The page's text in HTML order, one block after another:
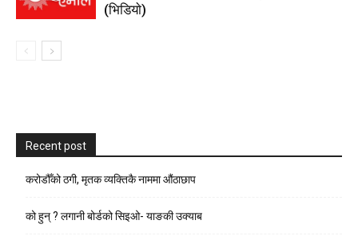
(भिडियाे)
Recent post
करोडौँको ठगी, मृतक व्यक्तिकै नाममा औंठाछाप
को हुन् ? लगानी बोर्डको सिइओ- याङकी उक्याब